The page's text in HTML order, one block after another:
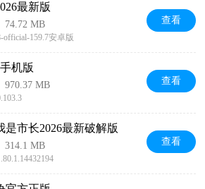
最新版
74.72 MB
official-159.7安卓版
查看
机版
970.37 MB 查看
是市长2026最新破解版
314.1 MB 查看